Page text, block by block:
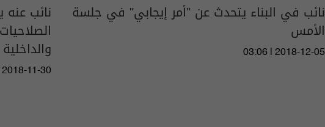
نائب في البناء يتحدث عن "أمر إيجابي" في جلسة
الأمس
03:06 | 2018-12-05
نائب عنه
والداخلية
2018-11-30